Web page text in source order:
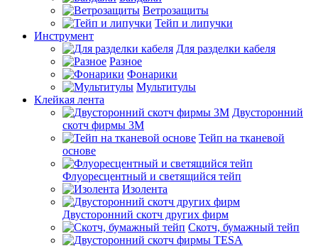
Ветрозащиты
Тейп и липучки
Инструмент
Для разделки кабеля
Разное
Фонарики
Мультитулы
Клейкая лента
Двусторонний
скотч фирмы 3M
Тейп на тканевой
основе
Флуоресцентный и светящийся тейп
Изолента
Двусторонний скотч других фирм
Скотч, бумажный тейп